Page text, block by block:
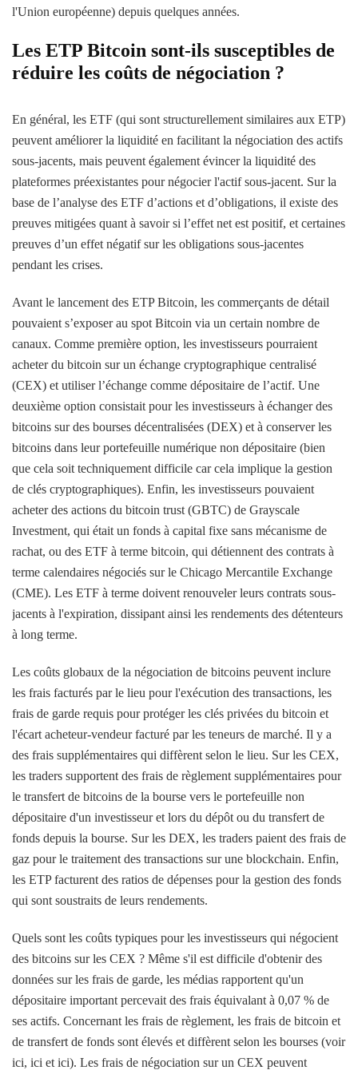
l'Union européenne) depuis quelques années.
Les ETP Bitcoin sont-ils susceptibles de
réduire les coûts de négociation ?
En général, les ETF (qui sont structurellement similaires aux ETP)
peuvent améliorer la liquidité en facilitant la négociation des actifs
sous-jacents, mais peuvent également évincer la liquidité des
plateformes préexistantes pour négocier l'actif sous-jacent. Sur la
base de l’analyse des ETF d’actions et d’obligations, il existe des
preuves mitigées quant à savoir si l’effet net est positif, et certaines
preuves d’un effet négatif sur les obligations sous-jacentes
pendant les crises.
Avant le lancement des ETP Bitcoin, les commerçants de détail
pouvaient s’exposer au spot Bitcoin via un certain nombre de
canaux. Comme première option, les investisseurs pourraient
acheter du bitcoin sur un échange cryptographique centralisé
(CEX) et utiliser l’échange comme dépositaire de l’actif. Une
deuxième option consistait pour les investisseurs à échanger des
bitcoins sur des bourses décentralisées (DEX) et à conserver les
bitcoins dans leur portefeuille numérique non dépositaire (bien
que cela soit techniquement difficile car cela implique la gestion
de clés cryptographiques). Enfin, les investisseurs pouvaient
acheter des actions du bitcoin trust (GBTC) de Grayscale
Investment, qui était un fonds à capital fixe sans mécanisme de
rachat, ou des ETF à terme bitcoin, qui détiennent des contrats à
terme calendaires négociés sur le Chicago Mercantile Exchange
(CME). Les ETF à terme doivent renouveler leurs contrats sous-
jacents à l'expiration, dissipant ainsi les rendements des détenteurs
à long terme.
Les coûts globaux de la négociation de bitcoins peuvent inclure
les frais facturés par le lieu pour l'exécution des transactions, les
frais de garde requis pour protéger les clés privées du bitcoin et
l'écart acheteur-vendeur facturé par les teneurs de marché. Il y a
des frais supplémentaires qui diffèrent selon le lieu. Sur les CEX,
les traders supportent des frais de règlement supplémentaires pour
le transfert de bitcoins de la bourse vers le portefeuille non
dépositaire d'un investisseur et lors du dépôt ou du transfert de
fonds depuis la bourse. Sur les DEX, les traders paient des frais de
gaz pour le traitement des transactions sur une blockchain. Enfin,
les ETP facturent des ratios de dépenses pour la gestion des fonds
qui sont soustraits de leurs rendements.
Quels sont les coûts typiques pour les investisseurs qui négocient
des bitcoins sur les CEX ? Même s'il est difficile d'obtenir des
données sur les frais de garde, les médias rapportent qu'un
dépositaire important percevait des frais équivalant à 0,07 % de
ses actifs. Concernant les frais de règlement, les frais de bitcoin et
de transfert de fonds sont élevés et diffèrent selon les bourses (voir
ici, ici et ici). Les frais de négociation sur un CEX peuvent